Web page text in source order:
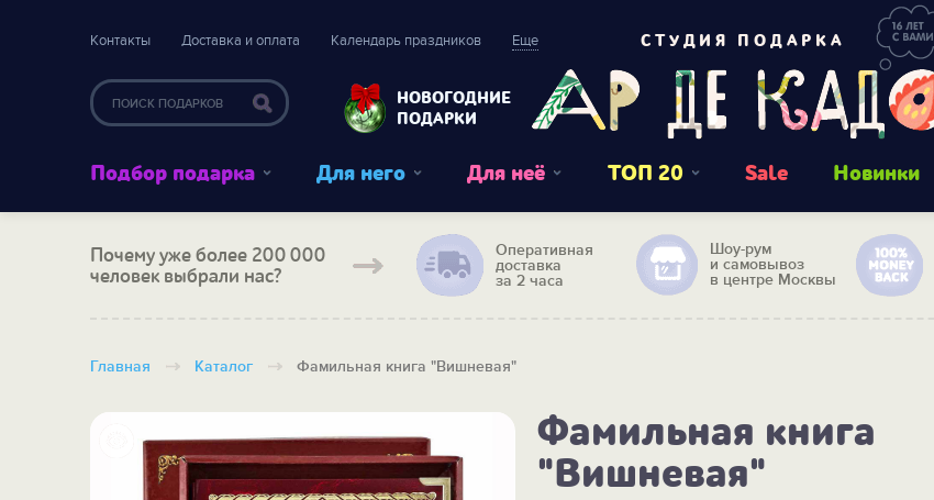
Контакты Доставка и оплата Календарь праздников Еще
НОВОГОДНИЕ
ПОДАРКИ
СТУДИЯ ПОДАРКА
Подбор подарка Для него Для неё ТОП 20 Sale Новинки
Почему уже более 200 000
человек выбрали нас?
Оперативная
доставка
за 2 часа
Шоу-рум
и самовывоз
в центре Москвы
Главная Каталог Фамильная книга "Вишневая"
Фамильная книга
"Вишневая"